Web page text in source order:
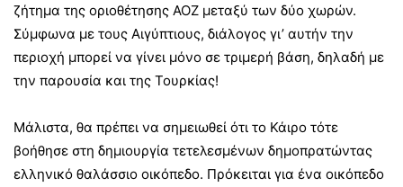
ζήτημα της οριοθέτησης ΑΟΖ μεταξύ των δύο χωρών.
Σύμφωνα με τους Αιγύπτιους, διάλογος γι’ αυτήν την
περιοχή μπορεί να γίνει μόνο σε τριμερή βάση, δηλαδή με
την παρουσία και της Τουρκίας!
Μάλιστα, θα πρέπει να σημειωθεί ότι το Κάιρο τότε
βοήθησε στη δημιουργία τετελεσμένων δημοπρατώντας
ελληνικό θαλάσσιο οικόπεδο. Πρόκειται για ένα οικόπεδο